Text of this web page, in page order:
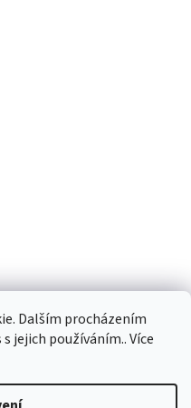
Dalším procházením
jejich používáním.. Více